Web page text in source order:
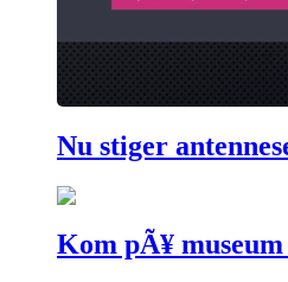
Nu stiger
Kom pÃ¥